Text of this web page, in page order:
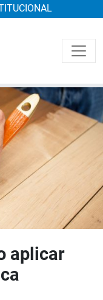
aplicar